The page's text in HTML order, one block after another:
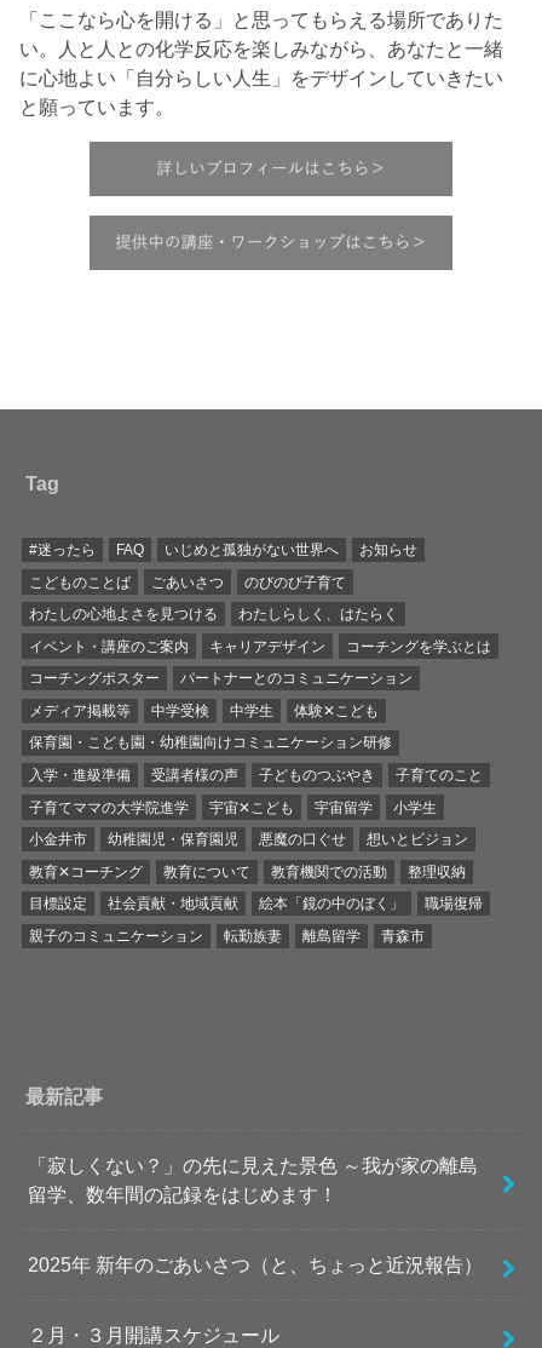
「ここなら心を開ける」と思ってもらえる場所でありた
い。人と人との化学反応を楽しみながら、あなたと一緒
に心地よい「自分らしい人生」をデザインしていきたい
と願っています。
Tag
#迷ったら FAQ いじめと孤独がない世界へ
お知らせ
こどものことば
ごあいさつ
のびのび子育て
わたしの心地よさを見つける
わたしらしく、はたらく
イベント・講座のご案内
キャリアデザイン
コーチングを学ぶとは
コーチングポスター
パートナーとのコミュニケーション
メディア掲載等
中学受検 中学生
体験✕こども
保育園・こども園・幼稚園向けコミュニケーション研修
入学・進級準備
受講者様の声 子どものつぶやき
子育てのこと
子育てママの大学院進学
宇宙✕こども 宇宙留学
小学生
小金井市
幼稚園児・保育園児 悪魔の口ぐせ
想いとビジョン
教育✕コーチング
教育について 教育機関での活動
整理収納
目標設定
社会貢献・地域貢献 絵本「鏡の中のぼく」
職場復帰
親子のコミュニケーション
転勤族妻 離島留学 青森市
最新記事
「寂しくない？」の先に見えた景色 ～我が家の離島
留学、数年間の記録をはじめます！
2025年 新年のごあいさつ（と、ちょっと近況報告）
２月・３月開講スケジュール